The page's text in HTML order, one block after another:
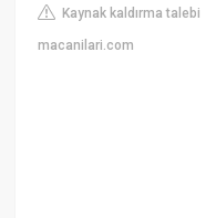
Kaynak kaldırma talebi
macanilari.com